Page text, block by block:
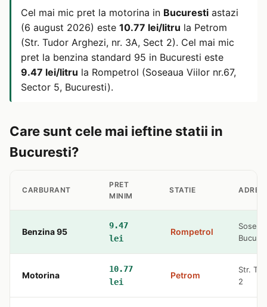
Cel mai mic pret la motorina in Bucuresti astazi
(6 august 2026) este 10.77 lei/litru la Petrom
(Str. Tudor Arghezi, nr. 3A, Sect 2). Cel mai mic
pret la benzina standard 95 in Bucuresti este
9.47 lei/litru la Rompetrol (Soseaua Viilor nr.67,
Sector 5, Bucuresti).
Care sunt cele mai ieftine statii in
Bucuresti?
CARBURANT
PRET
MINIM
STATIE
Benzina 95
9.47
lei
Rompetrol
Motorina
10.77
lei
Petrom
Str.
2